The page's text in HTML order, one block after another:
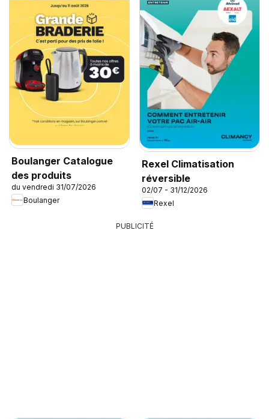
Boulanger Catalogue
des produits
du vendredi 31/07/2026
Boulanger
Rexel Climatisation
réversible
02/07 - 31/12/2026
Rexel
PUBLICITÉ